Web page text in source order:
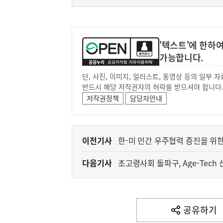
'텍스트'에 한하
가능합니다.
단, 사진, 이미지, 일러스트, 동영상 등의 일부
반드시 해당 저작권자의 허락을 받으셔야 합니다.
저작권정책
담당자안내
이
다
음
이전기사 한-미 민간 우주협력 증진을 위
다음기사
초고령사회 돌파
공유하기
열